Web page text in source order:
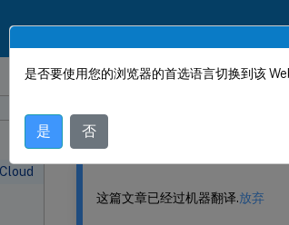
此内容已经过机器动态翻译。
这篇文章已经过机器翻译.放弃
是否要使用您的浏览器的首选语言切换到该
是 否